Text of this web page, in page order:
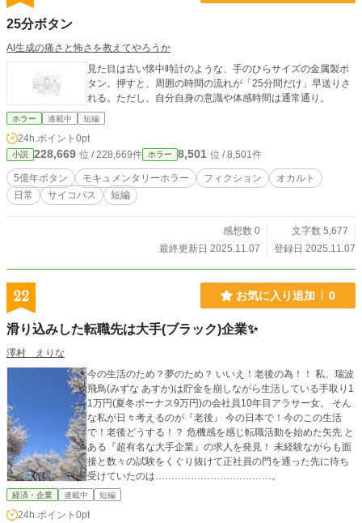
25分ボタン
AI生成の痛さと怖さを教えてやろうか
見た目は古い懐中時計のような、手のひらサイズの金属製ボ
タン。押すと、周囲の時間の流れが「25分間だけ」早送りさ
れる。ただし、自分自身の意識や体感時間は通常通り。
ホラー 連載中 短編
24h.ポイント 0pt
小説 228,669 位 / 228,669件 ホラー 8,501 位 / 8,501件
5億年ボタン モキュメンタリーホラー フィクション
オカルト
日常
サイコパス 短編
感想数 0
文字数 5,677
最終更新日 2025.11.07
登録日 2025.11.07
22 お気に入り追加 0
滑り込みした転職先は大手(ブラック)企業✨
澤村 えりな
今の生活のため？夢のため？ いいえ！老後の為！！ 私、瑞波
飛鳥(みずな あすか)は貯金を崩しながら生活している手取り1
1万円(夏冬ボーナス9万円)の会社員10年目アラサー女。 そん
な私が日々考えるのが『老後』 今の日本で！今のこの生活
で！老後どうする！？ 危機感を感じ転職活動を始めた矢先 と
ある『超有名な大手企業』の求人を発見！ 未経験ながらも面
接と数々の試験をくぐり抜けて正社員の門を通った先に待ち
受けていたのは………………………………。
経済・企業 連載中 短編
24h.ポイント 0pt